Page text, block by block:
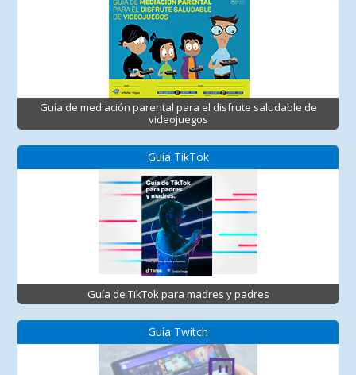
Guía de mediación parental para el disfrute saludable de
videojuegos
Guía TikTok
Guía de TikTok para madres y padres
Guía Twitch